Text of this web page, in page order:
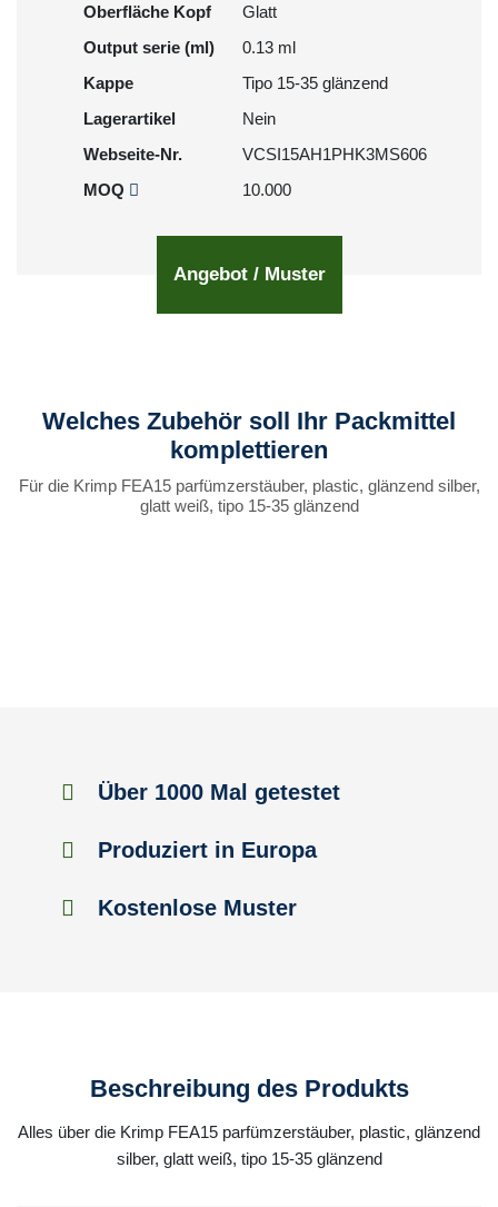
Oberfläche Kopf
Glatt
Output serie (ml)
0.13 ml
Kappe
Tipo 15-35 glänzend
Lagerartikel
Nein
Webseite-Nr.
VCSI15AH1PHK3MS606
MOQ
10.000
Angebot / Muster
Welches Zubehör soll Ihr Packmittel
komplettieren
Für die Krimp FEA15 parfümzerstäuber, plastic, glänzend silber,
glatt weiß, tipo 15-35 glänzend
Über 1000 Mal getestet
Produziert in Europa
Kostenlose Muster
Beschreibung des Produkts
Alles über die Krimp FEA15 parfümzerstäuber, plastic, glänzend
silber, glatt weiß, tipo 15-35 glänzend